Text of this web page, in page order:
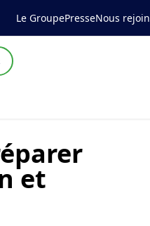
Le GroupePresseNous
et